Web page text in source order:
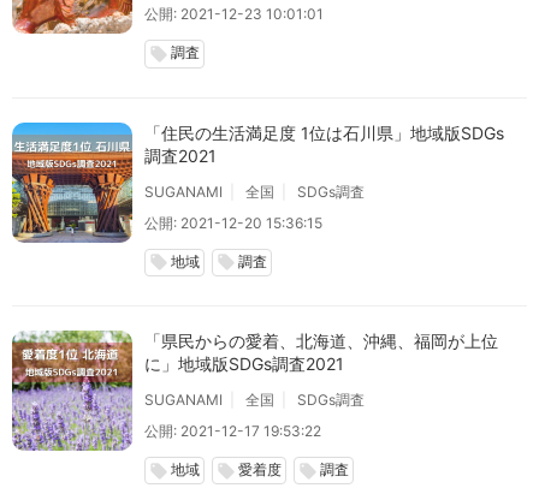
公開: 2021-12-23 10:01:01
local_offer 調査
「住民の生活満足度 1位は石川県」地域版SDGs
調査2021
SUGANAMI 全国
SDGs調査
公開: 2021-12-20 15:36:15
local_offer 地域 local_offer 調査
「県民からの愛着、北海道、沖縄、福岡が上位
に」地域版SDGs調査2021
SUGANAMI 全国
SDGs調査
公開: 2021-12-17 19:53:22
local_offer 地域 local_offer 愛着度 local_offer 調査